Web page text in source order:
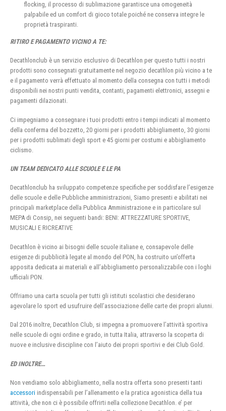
flocking, il processo di sublimazione garantisce una omogeneità
palpabile ed un comfort di gioco totale poiché ne conserva integre le
proprietà traspiranti.
RITIRO E PAGAMENTO VICINO A TE:
Decathlonclub è un servizio esclusivo di Decathlon per questo tutti i nostri
prodotti sono consegnati gratuitamente nel negozio decathlon più vicino a te
e il pagamento verrà effettuato al momento della consegna con tutti i metodi
disponibili nei nostri punti vendita, contanti, pagamenti elettronici, assegni e
pagamenti dilazionati.
Ci impegniamo a consegnare i tuoi prodotti entro i tempi indicati al momento
della conferma del bozzetto, 20 giorni per i prodotti abbigliamento, 30 giorni
per i prodotti sublimati degli sport e 45 giorni per costumi e abbigliamento
ciclismo.
UN TEAM DEDICATO ALLE SCUOLE E LE PA
Decathlonclub ha sviluppato competenze specifiche per soddisfare l’esigenze
delle scuole e delle Pubbliche amministrazioni, Siamo presenti e abilitati nei
principali marketplace della Pubblica Amministrazione e in particolare sul
MEPA di Consip, nei seguenti bandi: BENI: ATTREZZATURE SPORTIVE,
MUSICALI E RICREATIVE
Decathlon è vicino ai bisogni delle scuole italiane e, consapevole delle
esigenze di pubblicità legate al mondo del PON, ha costruito un’offerta
apposita dedicata ai materiali e all’abbigliamento personalizzabile con i loghi
ufficiali PON.
Offriamo una carta scuola per tutti gli istituti scolastici che desiderano
agevolare lo sport ed usufruire dell’associazione delle carte dei propri alunni.
Dal 2016 inoltre, Decathlon Club, si impegna a promuovere l’attività sportiva
nelle scuole di ogni ordine e grado, in tutta Italia, attraverso la scoperta di
nuove e inclusive discipline con l’aiuto dei propri sportivi e dei Club Gold.
ED INOLTRE…
Non vendiamo solo abbigliamento, nella nostra offerta sono presenti tanti
accessori indispensabili per l’allenamento e la pratica agonistica della tua
attività, che non ci è possibile offrirti nella collezione Decathlon. e’ per